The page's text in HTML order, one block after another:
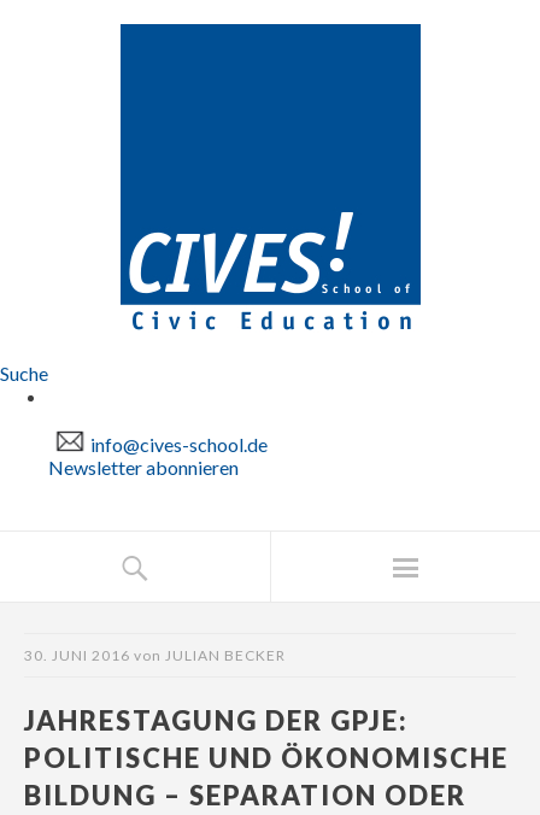
Suche
info@cives-school.de
Newsletter abonnieren
30. JUNI 2016 von JULIAN BECKER
JAHRESTAGUNG DER GPJE:
POLITISCHE UND ÖKONOMISCHE
BILDUNG – SEPARATION ODER